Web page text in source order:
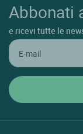
Abbonati
e ricevi tutte le